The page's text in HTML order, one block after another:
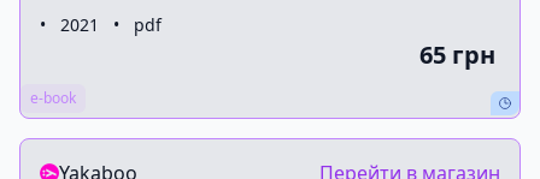
• 2021 • pdf
65 грн
e-book
Yakaboo Перейти в магазин